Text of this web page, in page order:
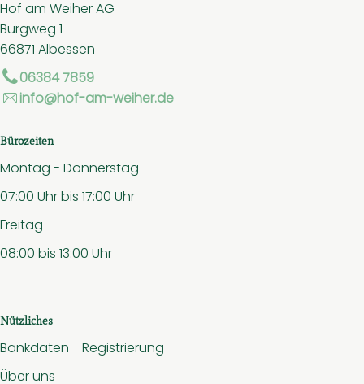
Hof am Weiher AG
Burgweg 1
66871 Albessen
06384 7859
info@hof-am-weiher.de
Bürozeiten
Montag - Donnerstag
07:00 Uhr bis 17:00 Uhr
Freitag
08:00 bis 13:00 Uhr
Nützliches
Bankdaten - Registrierung
Über uns